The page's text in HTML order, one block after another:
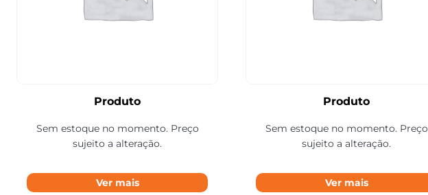
Produto
Sem estoque no momento. Preço
sujeito a alteração.
Ver mais
Produto
Sem estoque no momento. Preço
sujeito a alteração.
Ver mais